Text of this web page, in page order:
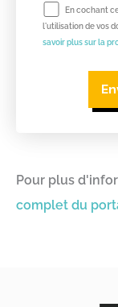
En cochant
l'utilisation de vos
savoir plus sur la
Pour plus
complet du